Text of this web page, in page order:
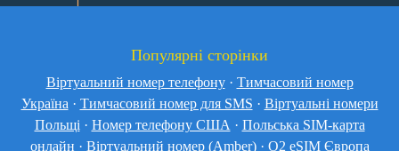
Популярні сторінки
Віртуальний номер телефону · Тимчасовий номер
Україна · Тимчасовий номер для SMS · Віртуальні номери
Польщі · Номер телефону США · Польська SIM-карта
онлайн · Віртуальний номер (Amber) · O2 eSIM Європа